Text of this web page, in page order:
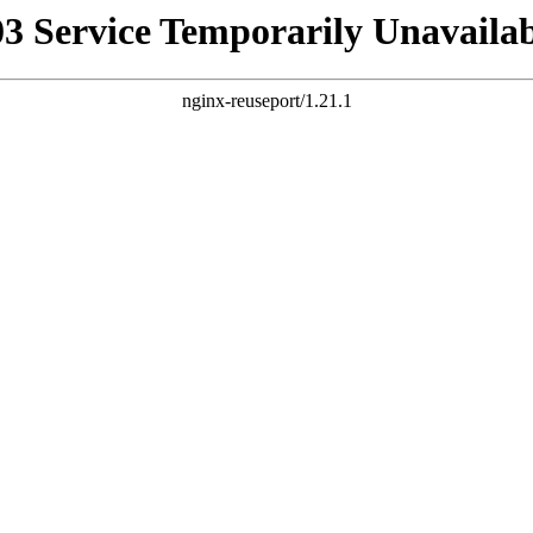
Service Temporarily
nginx-reuseport/1.21.1